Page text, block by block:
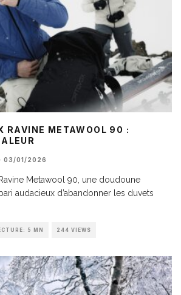
RAVINE METAWOOL 90 :
· 03/01/2026
Metawool 90, une doudoune
audacieux d’abandonner les duvets
5 MN 244 VIEWS